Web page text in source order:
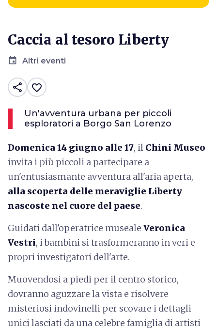
Caccia al tesoro Liberty
event Altri eventi
share favorite_border
Un'avventura urbana per piccoli
esploratori a Borgo San Lorenzo
Domenica 14 giugno alle 17, il Chini Museo
invita i più piccoli a partecipare a
un'entusiasmante avventura all'aria aperta,
alla scoperta delle meraviglie Liberty
nascoste nel cuore del paese.
Guidati dall'operatrice museale Veronica
Vestri, i bambini si trasformeranno in veri e
propri investigatori dell'arte.
Muovendosi a piedi per il centro storico,
dovranno aguzzare la vista e risolvere
misteriosi indovinelli per scovare i dettagli
unici lasciati da una celebre famiglia di artisti